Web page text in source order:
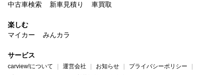
中古車検索
新車見積り 車買取
楽しむ
マイカー
みんカラ
サービス
carview!について 運営会社 お知らせ
プライバシーポリシー